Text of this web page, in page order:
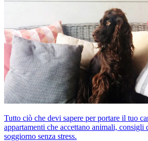
Tutto ciò che devi sapere per portare il tuo
appartamenti che accettano animali, consigli
soggiorno senza stress.